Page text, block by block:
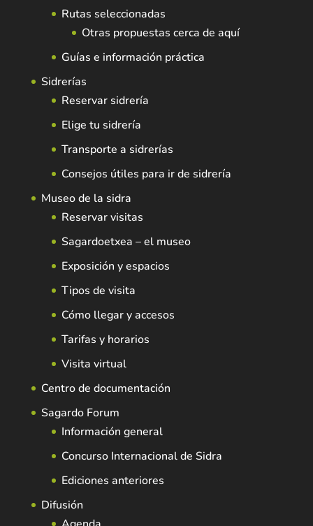
Rutas seleccionadas
Otras propuestas cerca de aquí
Guías e información práctica
Sidrerías
Reservar sidrería
Elige tu sidrería
Transporte a sidrerías
Consejos útiles para ir de sidrería
Museo de la sidra
Reservar visitas
Sagardoetxea – el museo
Exposición y espacios
Tipos de visita
Cómo llegar y accesos
Tarifas y horarios
Visita virtual
Centro de documentación
Sagardo Forum
Información general
Concurso Internacional de Sidra
Ediciones anteriores
Difusión